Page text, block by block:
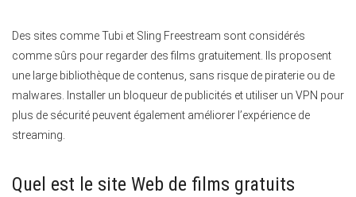
Des sites comme Tubi et Sling Freestream sont considérés
comme sûrs pour regarder des films gratuitement. Ils proposent
une large bibliothèque de contenus, sans risque de piraterie ou de
malwares. Installer un bloqueur de publicités et utiliser un VPN pour
plus de sécurité peuvent également améliorer l’expérience de
streaming.
Quel est le site Web de films gratuits